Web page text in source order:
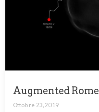
Augmented
Ottobre 23, 2019